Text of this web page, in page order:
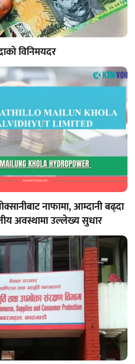
विनिमयदर
नाफामा, आम्दानी बढ्दा
अवस्थामा उल्लेख्य सुधार